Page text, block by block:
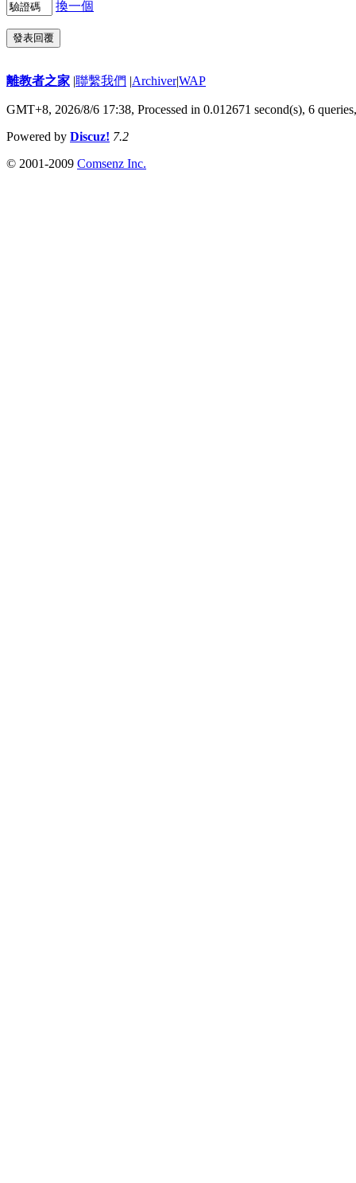
換一個
發表回覆
離教者之家 |聯繫我們 |Archiver|WAP
GMT+8, 2026/8/6 17:38, Processed in 0.012671 second(s), 6
Powered by Discuz! 7.2
© 2001-2009 Comsenz Inc.